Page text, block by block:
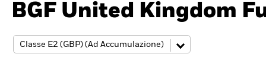
BGF United Kingdom